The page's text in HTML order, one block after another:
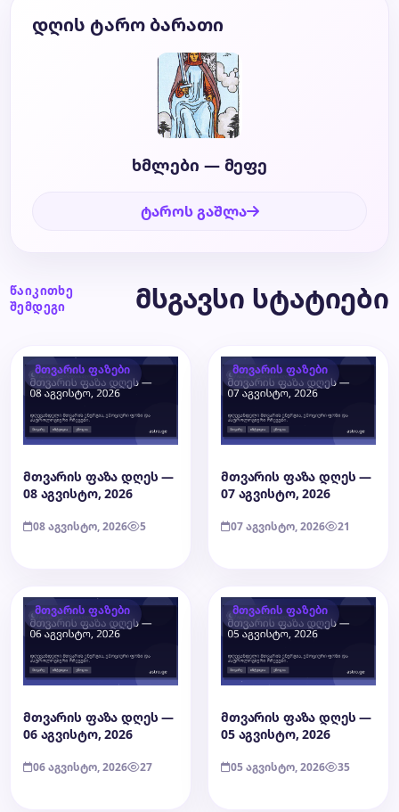
დღის ტარო ბარათი
ხმლები — მეფე
ტაროს გაშლა
წაიკითხე
შემდეგი
მსგავსი სტატიები
მთვარის ფაზები
მთვარის ფაზა დღეს —
08 აგვისტო, 2026
08 აგვისტო, 2026 5
მთვარის ფაზები
მთვარის ფაზა დღეს —
07 აგვისტო, 2026
07 აგვისტო, 2026 21
მთვარის ფაზები
მთვარის ფაზა დღეს —
06 აგვისტო, 2026
06 აგვისტო, 2026 27
მთვარის ფაზები
მთვარის ფაზა დღეს —
05 აგვისტო, 2026
05 აგვისტო, 2026 35